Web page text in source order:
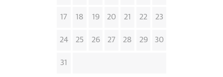
17 18 19 20 21 22 23
24 25 26 27 28 29 30
31